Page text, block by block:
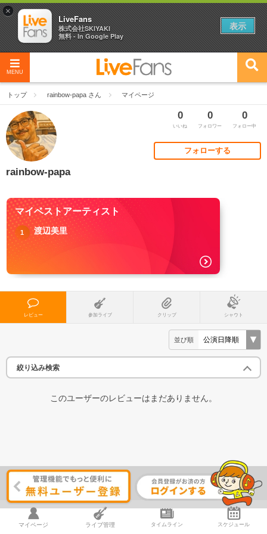
MENU
トップ rainbow-papa さん マイページ
0
いいね
0
フォロワー
0
フォロー中
フォローする
rainbow-papa
マイベストアーティスト
1 渡辺美里
レビュー 参加ライブ クリップ シャウト
並び順
絞り込み検索
このユーザーのレビューはまだありません。
マイページ ライブ管理 タイムライン スケジュール
×
LiveFans
株式会社SKIYAKI
無料 - In Google Play
表示